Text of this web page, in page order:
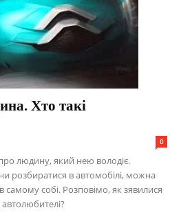
Хто такі
0
людину, який нею володіє.
розбиратися в автомобілі, можна
самому собі. Розповімо, як зявилися